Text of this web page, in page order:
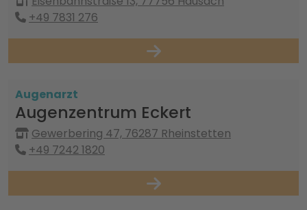
+49 7831 276
Augenarzt
Augenzentrum Eckert
Gewerbering 47, 76287 Rheinstetten
+49 7242 1820